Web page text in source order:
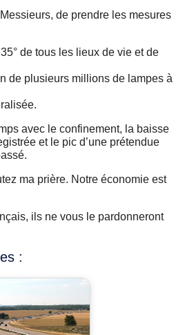
de prendre les mesures
de tous les lieux de vie et de
de plusieurs millions de lampes à
avec le confinement, la baisse
et le pic d’une prétendue
ma prière. Notre économie est
ils ne vous le pardonneront
: